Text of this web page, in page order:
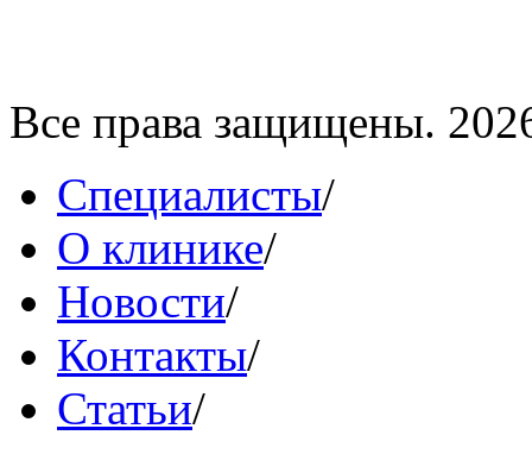
Все права защищены.
Специалисты/
О клинике/
Новости/
Контакты/
Статьи/